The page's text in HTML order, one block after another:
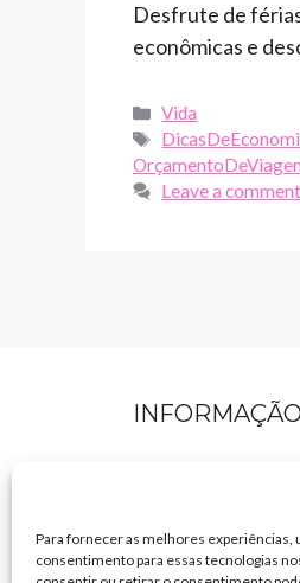
Para fornecer as melhores experiências,
consentimento para essas tecnologias
Desfrute de
econômicas e
Categories
Vida
Tags
Leave a comment